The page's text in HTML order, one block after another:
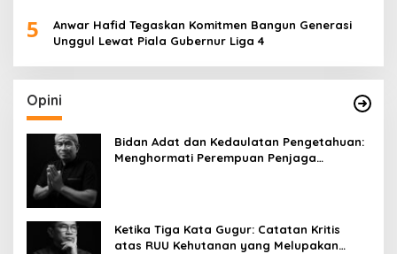
5
Anwar Hafid Tegaskan Komitmen Bangun Generasi
Unggul Lewat Piala Gubernur Liga 4
Opini
Bidan Adat dan Kedaulatan Pengetahuan:
Menghormati Perempuan Penjaga
Ketika Tiga Kata Gugur: Catatan Kritis
atas RUU Kehutanan yang Melupakan